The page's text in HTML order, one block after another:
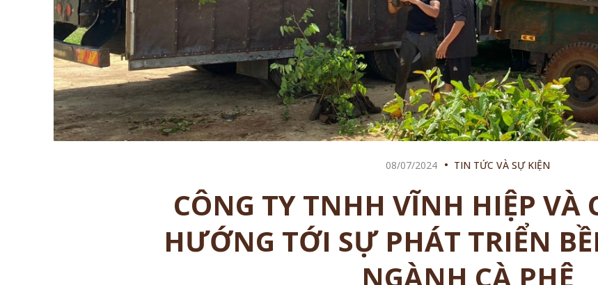
08/07/2024 TIN TỨC VÀ SỰ KIỆN
CÔNG TY TNHH VĨNH HIỆP VÀ
HƯỚNG TỚI SỰ PHÁT TRIỂN
NGÀNH CÀ PHÊ